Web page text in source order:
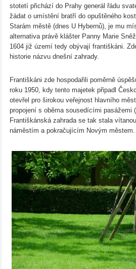
stotetí přichází do Prahy generál řádu
žádat o umístění bratří do opuštěného
Starám městě (dnes U Hybernů), je mu
alternativa právě klášter Panny Marie
1604 již území tedy obývají františkáni.
historie názvu dnešní zahrady.
Františkáni zde hospodařili poměrně
roku 1950, kdy tento majetek připadl
otevřel pro širokou veřejnost hlavního
propojení s oběma sousedícími pasážemi
Františkánská zahrada se tak stala
náměstím a pokračujícím Novým městem.